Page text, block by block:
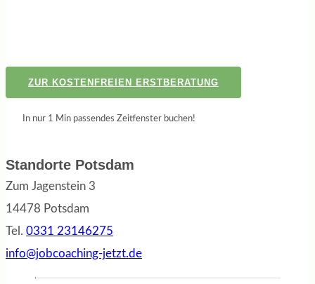
ZUR KOSTENFREIEN ERSTBERATUNG
In nur 1 Min passendes Zeitfenster buchen!
Standorte Potsdam
Zum Jagenstein 3
14478 Potsdam
Tel. 0331 23146275
info@jobcoaching-jetzt.de